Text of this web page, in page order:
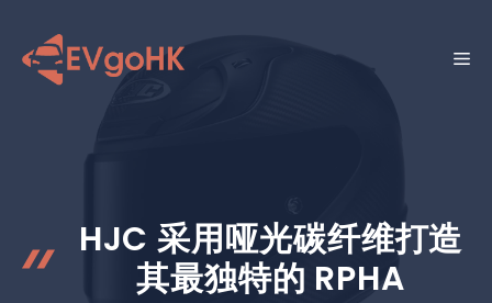
菜
HJC 采用哑光碳纤维打造
其最独特的 RPHA